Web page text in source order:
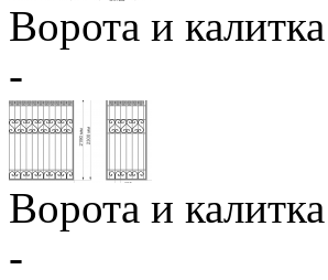
Ворота и
-
Ворота и
-